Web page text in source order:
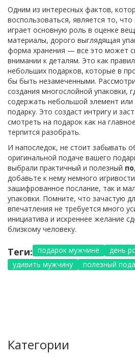
Одним из интересных фактов,
воспользоваться, является то,
играет основную роль в оценке
материалы, дорого выглядящая
форма хранения — все это может
внимании к деталям. Это как
небольших подарков, которые в
бы быть незамеченными.
создания многослойной упаковки,
содержать небольшой элемент или
подарку. Это создаст интригу и
смотреть на подарок как на
терпится разобрать.
И напоследок, не стоит забывать
оригинальной подаче вашего
выбрали практичный и полезный
добавьте к нему немного
зашифрованное послание, так и
упаковки. Помните, что зачастую
впечатления не требуется много
инициатива и искреннее желание
близкому человеку.
Теги: подарок мужчине
день
удивить мужчину
полезный
Категории